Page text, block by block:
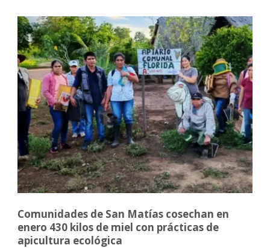
Comunidades de San Matías cosechan en
enero 430 kilos de miel con prácticas de
apicultura ecológica